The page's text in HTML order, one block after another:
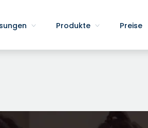
Produkte Preise